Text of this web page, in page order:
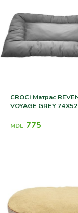
CROCI Матрас
VOYAGE GREY
MDL 775